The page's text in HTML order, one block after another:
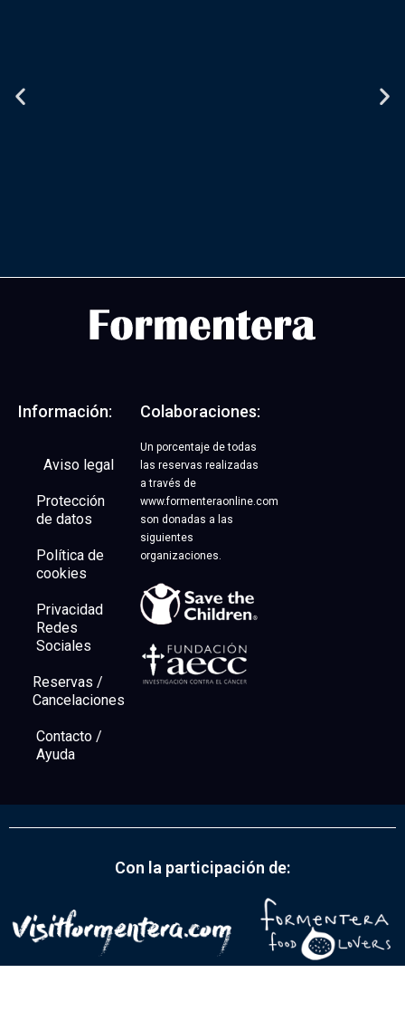
Alquiler de coches | 18%
DESCUENTO
Información:
Aviso legal
Protección
de datos
Política de
cookies
Privacidad
Redes
Sociales
Reservas /
Cancelaciones
Contacto /
Ayuda
Colaboraciones:
Un porcentaje de todas
las reservas realizadas
a través de
www.formenteraonline.com
son donadas a las
siguientes
organizaciones.
Con la participación de: